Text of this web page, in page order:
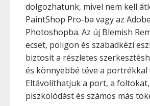
dolgozhatunk, mivel nem kell
PaintShop Pro-ba vagy az Adobe
Photoshopba. Az új Blemish
ecset, poligon és szabadkézi
biztosít a részletes
és könnyebbé téve a portrékkal
Eltávolíthatjuk a port, a
piszkolódást és számos más